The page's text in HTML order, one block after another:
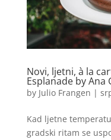
Novi, ljetni, à la
Esplanade by Ana
by Julio Frangen |
Kad ljetne
gradski ritam se